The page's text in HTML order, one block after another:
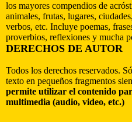
los mayores compendios de
animales, frutas, lugares,
verbos, etc. Incluye poemas,
proverbios, reflexiones y mucha
DERECHOS DE AUTOR
Todos los derechos reservados.
texto en pequeños fragmentos
permite utilizar el contenido
multimedia (audio, video, etc.)